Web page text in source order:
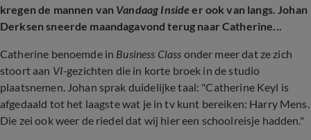
kregen de mannen van Vandaag Inside er ook van langs. Johan
Derksen sneerde maandagavond terug naar Catherine...
Catherine benoemde in Business Class onder meer dat ze zich
stoort aan VI-gezichten die in korte broek in de studio
plaatsnemen. Johan sprak duidelijke taal: "Catherine Keyl is
afgedaald tot het laagste wat je in tv kunt bereiken: Harry Mens.
Die zei ook weer de riedel dat wij hier een schoolreisje hadden."